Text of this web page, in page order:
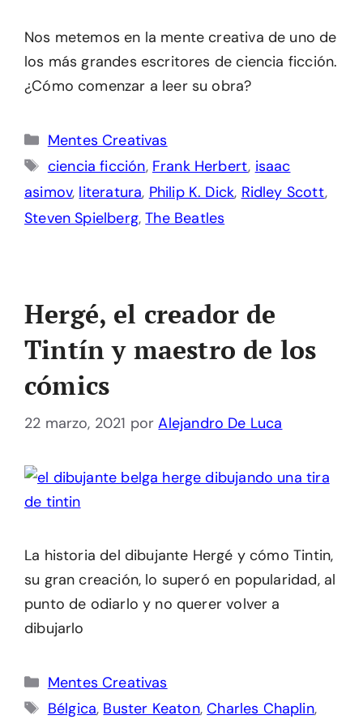
Nos metemos en la mente creativa de uno de
los más grandes escritores de ciencia ficción.
¿Cómo comenzar a leer su obra?
Categorías
Mentes Creativas
Etiquetas
ciencia ficción, Frank Herbert, isaac
asimov, literatura, Philip K. Dick, Ridley Scott,
Steven Spielberg,The Beatles
Hergé, el creador de
Tintín y maestro de los
cómics
22 marzo, 2021 porAlejandro De Luca
La historia del dibujante Hergé y cómo Tintin,
su gran creación, lo superó en popularidad, al
punto de odiarlo y no querer volver a
dibujarlo
Categorías
Mentes Creativas
Etiquetas
Bélgica, Buster Keaton,Charles Chaplin,